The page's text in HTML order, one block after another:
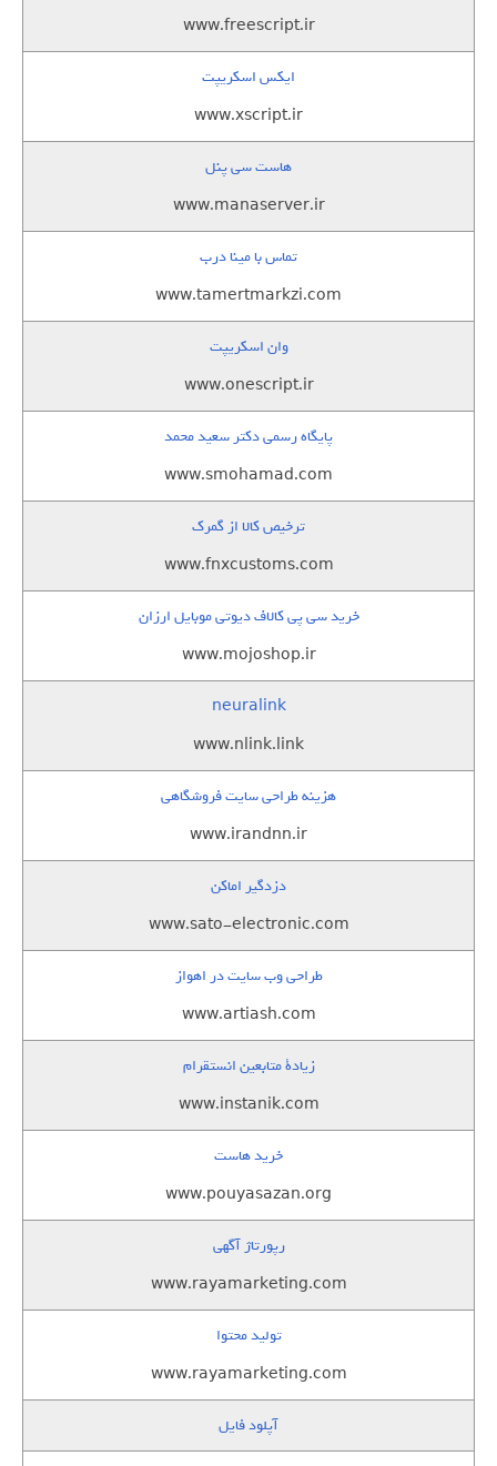
www.freescript.ir
ایکس اسکریپت
www.xscript.ir
هاست سی پنل
www.manaserver.ir
تماس با مینا درب
www.tamertmarkzi.com
وان اسکریپت
www.onescript.ir
پایگاه رسمی دکتر سعید محمد
www.smohamad.com
ترخیص کالا از گمرک
www.fnxcustoms.com
خرید سی پی کالاف دیوتی موبایل ارزان
www.mojoshop.ir
neuralink
www.nlink.link
هزینه طراحی سایت فروشگاهی
www.irandnn.ir
دزدگیر اماکن
www.sato-electronic.com
طراحی وب سایت در اهواز
www.artiash.com
زيادة متابعين انستقرام
www.instanik.com
خرید هاست
www.pouyasazan.org
رپورتاژ آگهی
www.rayamarketing.com
تولید محتوا
www.rayamarketing.com
آپلود فایل